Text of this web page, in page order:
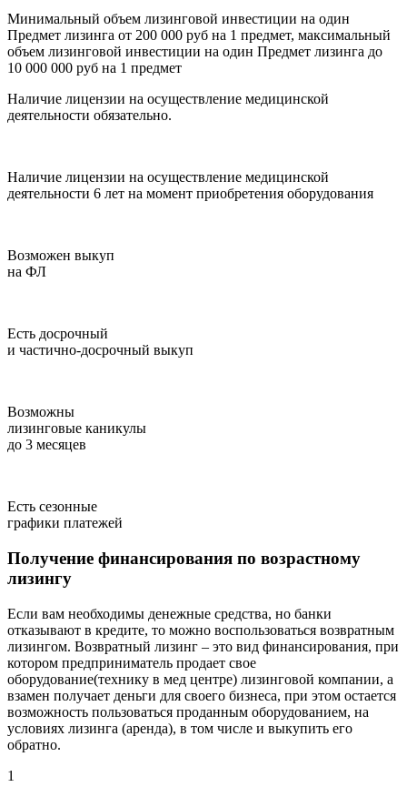
Минимальный объем лизинговой инвестиции на один
Предмет лизинга от 200 000 руб на 1 предмет, максимальный
объем лизинговой инвестиции на один Предмет лизинга до
10 000 000 руб на 1 предмет
Наличие лицензии на осуществление медицинской
деятельности обязательно.
Наличие лицензии на осуществление медицинской
деятельности 6 лет на момент приобретения оборудования
Возможен выкуп
на ФЛ
Есть досрочный
и частично-досрочный выкуп
Возможны
лизинговые каникулы
до 3 месяцев
Есть сезонные
графики платежей
Получение финансирования по возрастному
лизингу
Если вам необходимы денежные средства, но банки
отказывают в кредите, то можно воспользоваться возвратным
лизингом. Возвратный лизинг – это вид финансирования, при
котором предприниматель продает свое
оборудование(технику в мед центре) лизинговой компании, а
взамен получает деньги для своего бизнеса, при этом остается
возможность пользоваться проданным оборудованием, на
условиях лизинга (аренда), в том числе и выкупить его
обратно.
1